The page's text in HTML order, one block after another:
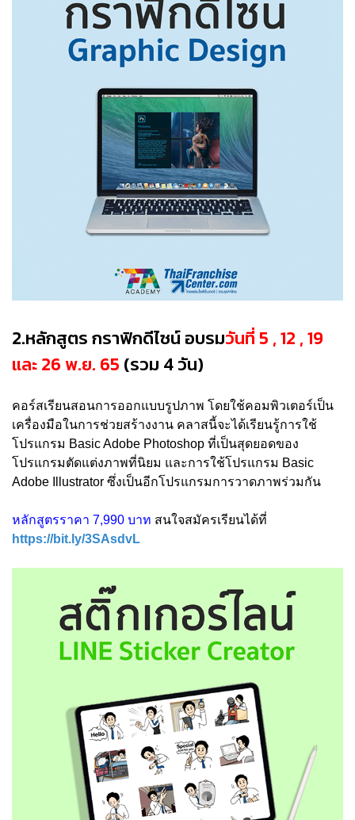
2.หลักสูตร กราฟิกดีไซน์ อบรมวันที่ 5 , 12 , 19
และ 26 พ.ย. 65 (รวม 4 วัน)
คอร์สเรียนสอนการออกแบบรูปภาพ โดยใช้คอมพิวเตอร์เป็น
เครื่องมือในการช่วยสร้างงาน คลาสนี้จะได้เรียนรู้การใช้
โปรแกรม Basic Adobe Photoshop ที่เป็นสุดยอดของ
โปรแกรมตัดแต่งภาพที่นิยม และการใช้โปรแกรม Basic
Adobe Illustrator ซึ่งเป็นอีกโปรแกรมการวาดภาพร่วมกัน
หลักสูตรราคา 7,990 บาท สนใจสมัครเรียนได้ที่
https://bit.ly/3SAsdvL